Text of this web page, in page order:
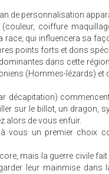
de personnalisation
coiffure
qui influencera sa
points forts et dons
dans cette
(Hommes-lézards) et
décapitation)
sur le billot, un dragon,
alors de vous enfuir.
vous un premier choix
mais la guerre civile
leur mainmise